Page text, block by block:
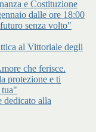
e Costituzione
dalle ore 18:00
senza volto"
al Vittoriale degli
che ferisce.
protezione e ti
tua"
dedicato alla